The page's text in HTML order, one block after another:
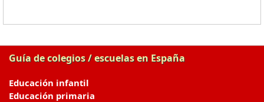
Guía de colegios / escuelas en España
Educación infantil
Educación primaria